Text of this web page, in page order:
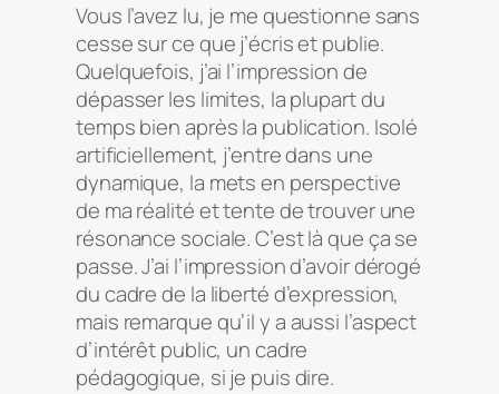
Vous l’avez lu, je me questionne sans
cesse sur ce que j’écris et publie.
Quelquefois, j’ai l’impression de
dépasser les limites, la plupart du
temps bien après la publication. Isolé
artificiellement, j’entre dans une
dynamique, la mets en perspective
de ma réalité et tente de trouver une
résonance sociale. C’est là que ça se
passe. J’ai l’impression d’avoir dérogé
du cadre de la liberté d’expression,
mais remarque qu’il y a aussi l’aspect
d’intérêt public, un cadre
pédagogique, si je puis dire.